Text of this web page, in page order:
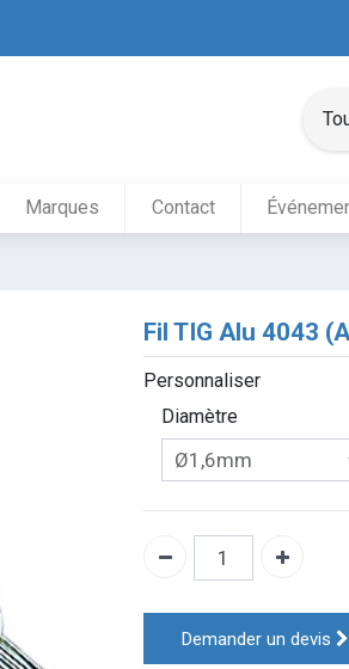
Marques Contact
Fil TIG Alu 4043
Personnaliser
Diamètre
Demander un devis